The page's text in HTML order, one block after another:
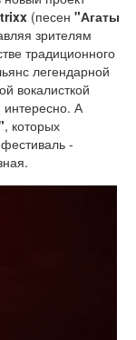
(песен "Агаты
зрителям
традиционного
легендарной
вокалисткой
интересно. А
, которых
-